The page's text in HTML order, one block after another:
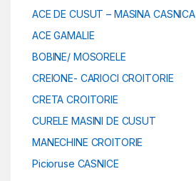
ACE DE CUSUT – MASINA CASNICA
ACE GAMALIE
BOBINE/ MOSORELE
CREIONE- CARIOCI CROITORIE
CRETA CROITORIE
CURELE MASINI DE CUSUT
MANECHINE CROITORIE
Picioruse CASNICE